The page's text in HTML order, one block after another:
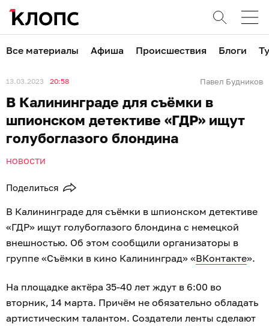
Все материалы Афиша Происшествия Блоги
13.03.2023 20:58 Павел Будников
В Калининграде для съёмки в
шпионском детективе «ГДР» ищут
голубоглазого блондина
НОВОСТИ
Поделиться
В Калининграде для съёмки в шпионском детективе
«ГДР» ищут голубоглазого блондина с немецкой
внешностью. Об этом сообщили организаторы в
группе «Съёмки в кино Калининград» «ВКонтакте».
На площадке актёра 35-40 лет ждут в 6:00 во
вторник, 14 марта. Причём не обязательно обладать
артистическим талантом. Создатели ленты сделают